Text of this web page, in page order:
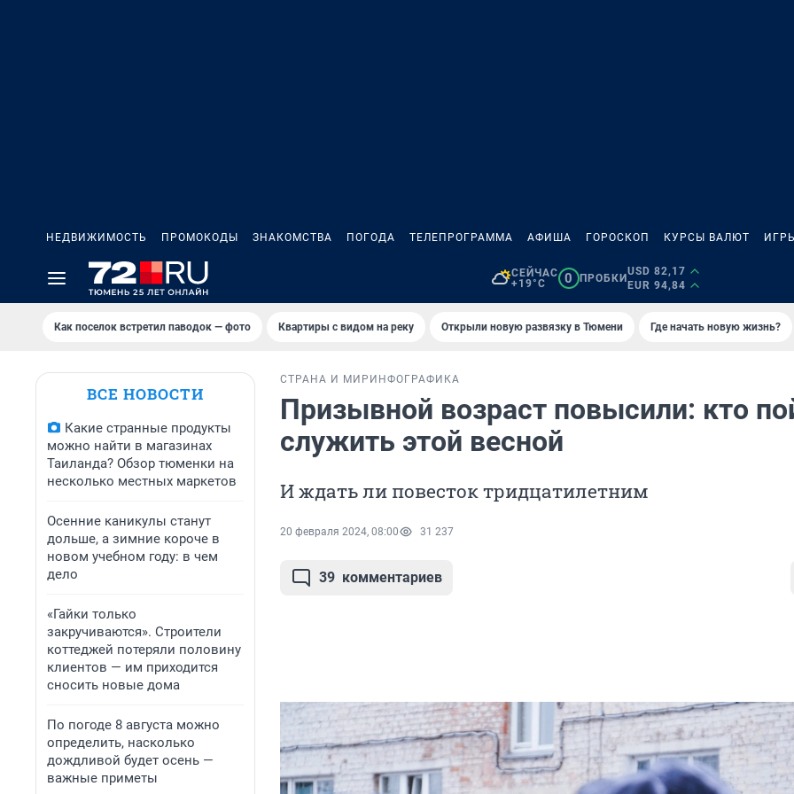
НЕДВИЖИМОСТЬ ПРОМОКОДЫ ЗНАКОМСТВА ПОГОДА ТЕЛЕПРОГРАММА АФИША ГОРОСКОП КУРСЫ ВАЛЮТ
СЕЙЧАС
+19°C
0 ПРОБКИ
USD 82,17
EUR 94,84
Как поселок встретил паводок — фото Квартиры с видом на реку Открыли новую развязку в Тюмени Где начать новую жизнь?
ВСЕ НОВОСТИ
Какие странные продукты
можно найти в магазинах
Таиланда? Обзор тюменки на
несколько местных маркетов
Осенние каникулы станут
дольше, а зимние короче в
новом учебном году: в чем
дело
«Гайки только
закручиваются». Строители
коттеджей потеряли половину
клиентов — им приходится
сносить новые дома
По погоде 8 августа можно
определить, насколько
дождливой будет осень —
важные приметы
СТРАНА И МИР ИНФОГРАФИКА
Призывной возраст повысили: кто
служить этой весной
И ждать ли повесток тридцатилетним
20 февраля 2024, 08:00 31 237
39 комментариев